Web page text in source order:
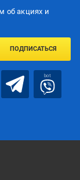
об акцияx и
ПОДПИСАТЬСЯ
bot